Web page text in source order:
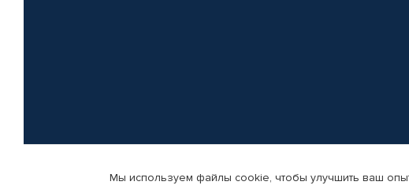
© КАМАЗ ЦЕНТР ДОНЕЦК, 2015-2026. Все права защищены. Интернет-магазин
Мы используем файлы cookie, чтобы улучшить ваш